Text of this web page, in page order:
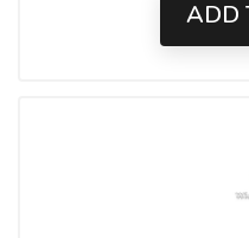
ADD